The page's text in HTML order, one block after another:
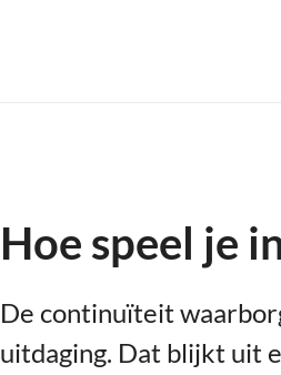
Hoe speel je
De continuïteit
uitdaging. Dat blijkt uit